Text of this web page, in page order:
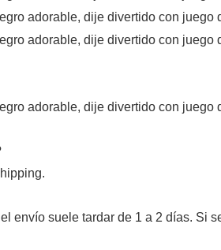
envío suele tardar de 1 a 2 días. Si